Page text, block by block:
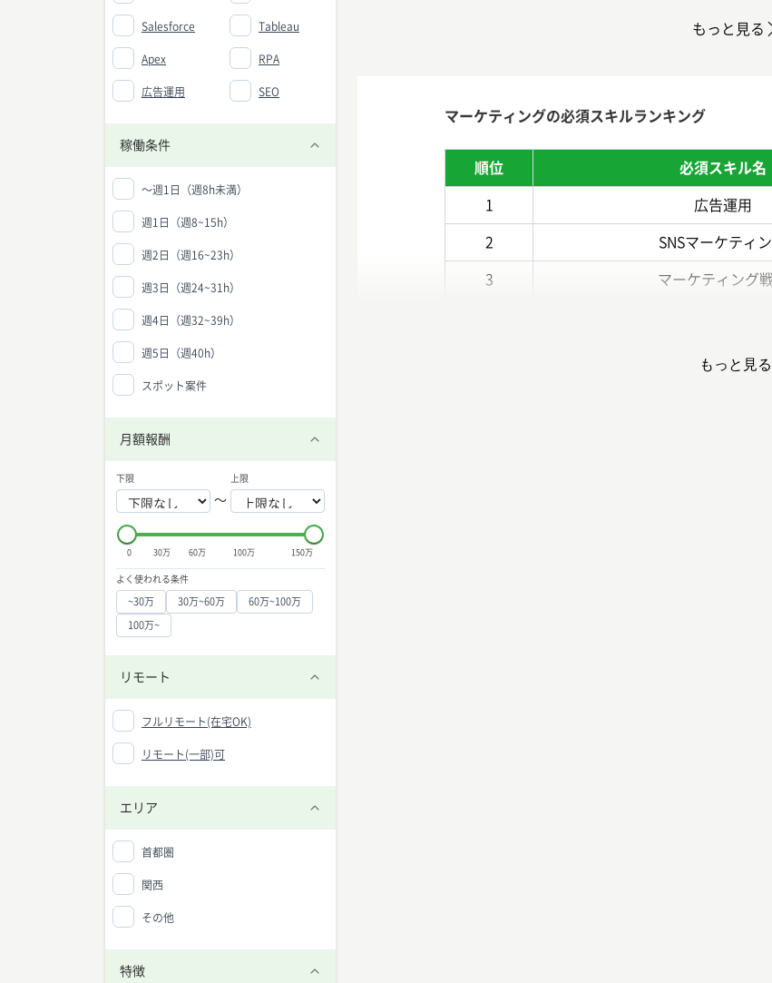
もっと見る
マーケティングの必須スキルランキング
順位 必須スキル名
1 広告運用
2 SNSマーケティ
3 マーケティング
もっと見る
Salesforce Tableau
Apex RPA
広告運用 SEO
稼働条件
〜週1日（週8h未満）
週1日（週8~15h）
週2日（週16~23h）
週3日（週24~31h）
週4日（週32~39h）
週5日（週40h）
スポット案件
月額報酬
下限
〜
上限
0 30万 60万 100万 150万
よく使われる条件
~30万 30万~60万 60万~100万
100万~
リモート
フルリモート(在宅OK)
リモート(一部)可
エリア
首都圏
関西
その他
特徴